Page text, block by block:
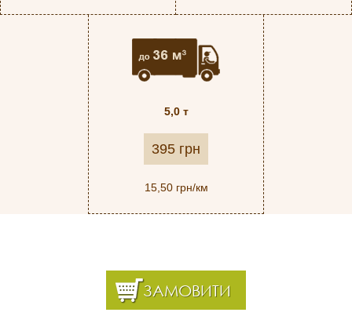
5,0 т
395 грн
15,50 грн/км
ЗАМОВИТИ